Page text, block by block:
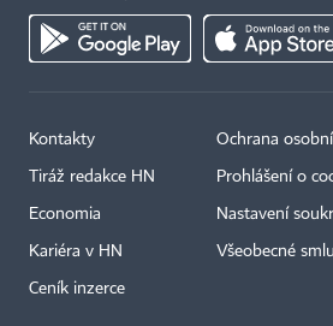
Kontakty
Tiráž redakce HN
Economia
Kariéra v HN
Ceník inzerce
Ochrana
Prohlášení o
Nastavení
Všeobecné